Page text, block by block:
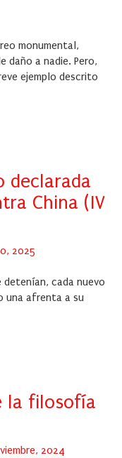
monumental,
daño a nadie. Pero,
ejemplo descrito
declarada
China (IV
2025
detenían, cada nuevo
una afrenta a su
la filosofía
2024